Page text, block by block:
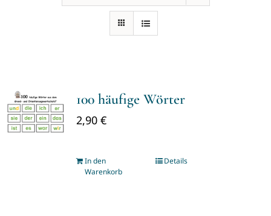
100 häufige Wörter
2,90 €
In den
Warenkorb
Details